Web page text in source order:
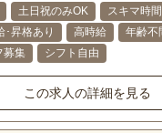
土日祝のみOK
スキマ時
･昇格あり 高時給 年齢不
募集
シフト自由
この求人の詳細を見る